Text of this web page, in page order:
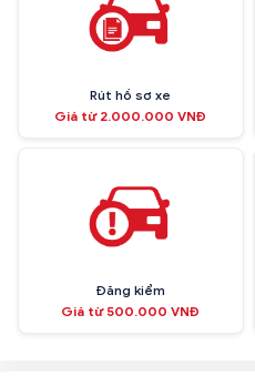
Rút hồ sơ xe
Giá từ 2.000.000 VNĐ
Đăng kiểm
Giá từ 500.000 VNĐ